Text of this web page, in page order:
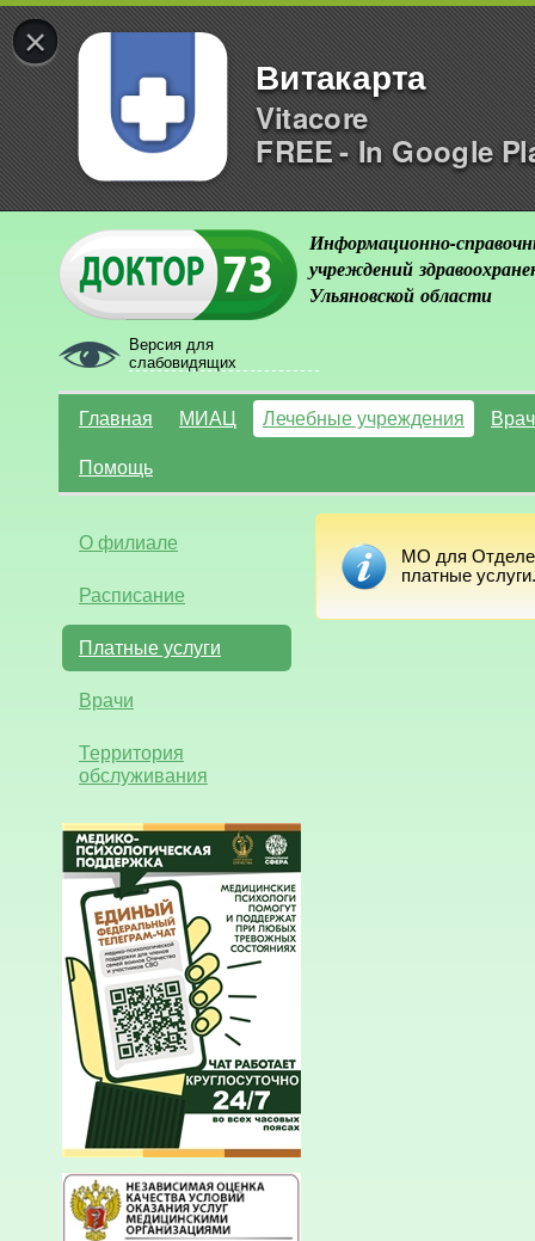
×
Витакарта
Vitacore
FREE - In Google
Версия для
слабовидящих
Информационно-
учреждений
Ульяновской области
Главная МИАЦ Лечебные учреждения
Помощь
О филиале
Расписание
Платные услуги
Врачи
Территория
обслуживания
МО для
платные услуги.